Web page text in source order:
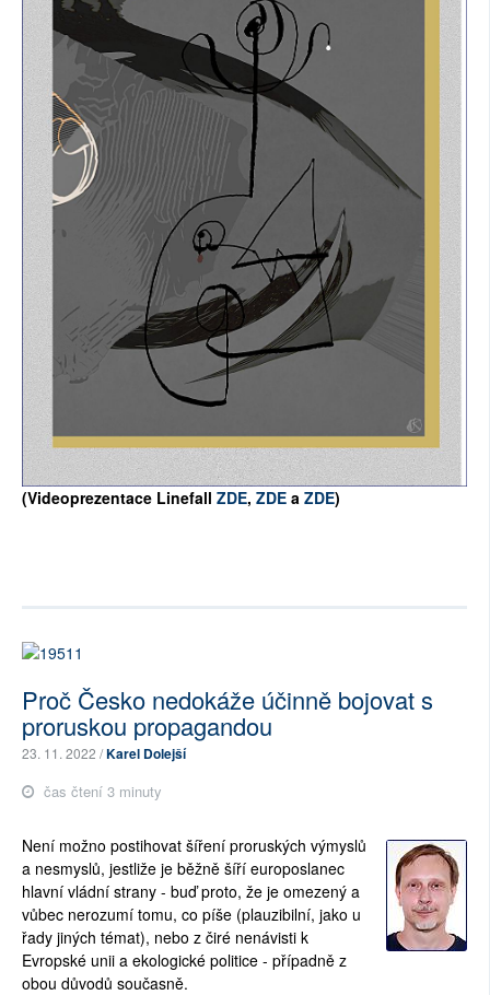
(Videoprezentace Linefall ZDE, ZDE a ZDE)
Proč Česko nedokáže účinně bojovat s
proruskou propagandou
23. 11. 2022 /Karel Dolejší
čas čtení 3 minuty
Není možno postihovat šíření proruských výmyslů
a nesmyslů, jestliže je běžně šíří europoslanec
hlavní vládní strany - buď proto, že je omezený a
vůbec nerozumí tomu, co píše (plauzibilní, jako u
řady jiných témat), nebo z čiré nenávisti k
Evropské unii a ekologické politice - případně z
obou důvodů současně.